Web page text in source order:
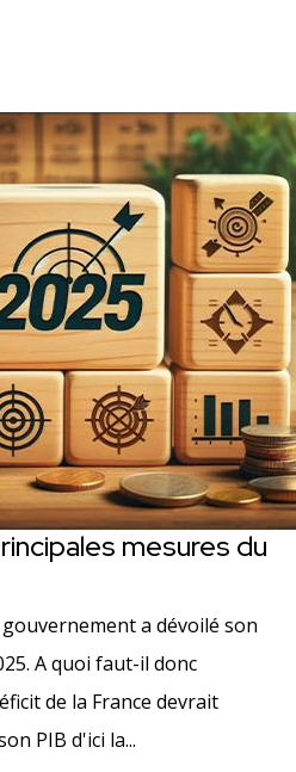
mesures du
a dévoilé son
A quoi faut-il donc
de la France devrait
PIB d'ici la...